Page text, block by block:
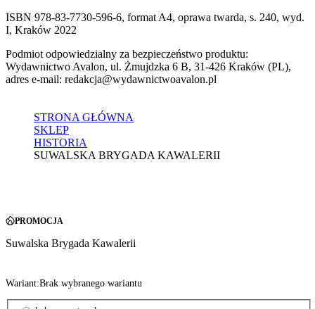
ISBN 978-83-7730-596-6, format A4, oprawa twarda, s. 240, wyd.
I, Kraków 2022
Podmiot odpowiedzialny za bezpieczeństwo produktu:
Wydawnictwo Avalon, ul. Żmujdzka 6 B, 31-426 Kraków (PL),
adres e-mail: redakcja@wydawnictwoavalon.pl
STRONA GŁÓWNA
SKLEP
HISTORIA
SUWALSKA BRYGADA KAWALERII
PROMOCJA
Suwalska Brygada Kawalerii
Wariant:Brak wybranego wariantu